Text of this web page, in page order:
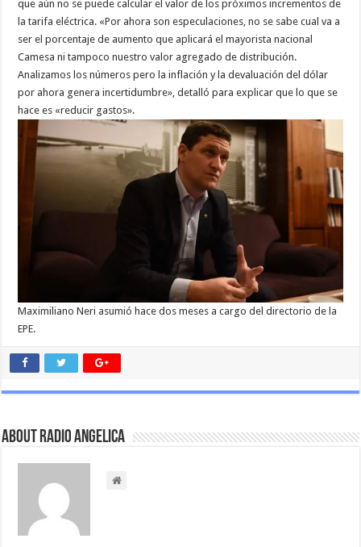
que aún no se puede calcular el valor de los próximos incrementos de
la tarifa eléctrica. «Por ahora son especulaciones, no se sabe cual va a
ser el porcentaje de aumento que aplicará el mayorista nacional
Camesa ni tampoco nuestro valor agregado de distribución.
Analizamos los números pero la inflación y la devaluación del dólar
por ahora genera incertidumbre», detalló para explicar que lo que se
hace es «reducir gastos».
Maximiliano Neri asumió hace dos meses a cargo del directorio de la
EPE.
About Radio Angelica